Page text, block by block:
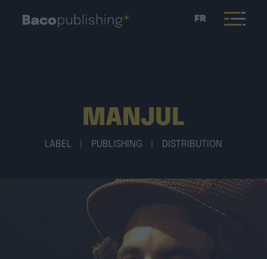
FR
MANJUL
LABEL PUBLISHING DISTRIBUTION